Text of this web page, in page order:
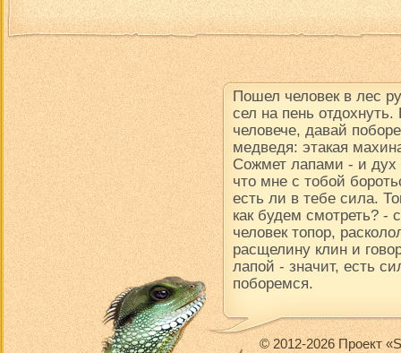
Пошел человек в лес
сел на пень
человече, давай
медведя: этакая
Сожмет лапами - и дух
что мне с тобой
есть ли в тебе сила.
как будем смотреть? -
человек топор,
расщелину клин и
лапой - значит, есть
поборемся.
© 2012-2026 Проект